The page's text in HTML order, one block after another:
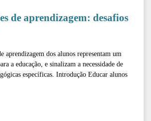
de aprendizagem: desafios
aprendizagem dos alunos representam um
a educação, e sinalizam a necessidade de
específicas. Introdução Educar alunos